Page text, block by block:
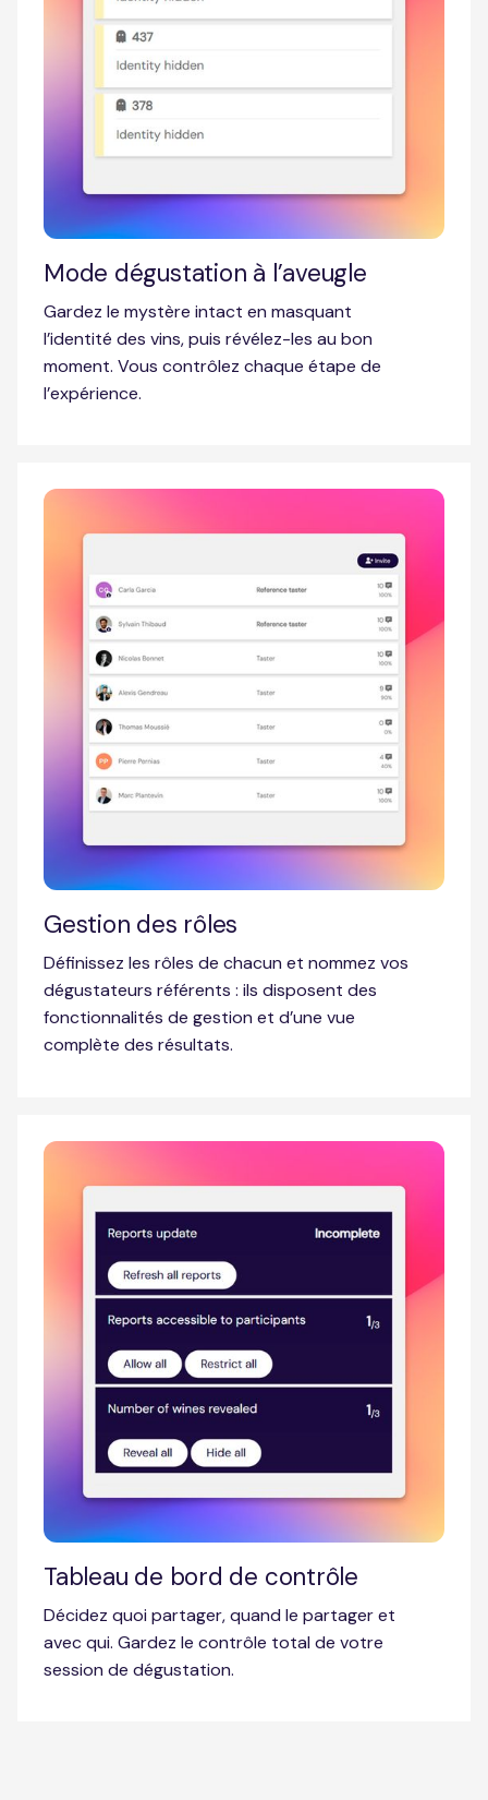
Mode dégustation à l’aveugle
Gardez le mystère intact en masquant
l’identité des vins, puis révélez-les au bon
moment. Vous contrôlez chaque étape de
l’expérience.
Gestion des rôles
Définissez les rôles de chacun et nommez vos
dégustateurs référents : ils disposent des
fonctionnalités de gestion et d’une vue
complète des résultats.
Tableau de bord de contrôle
Décidez quoi partager, quand le partager et
avec qui. Gardez le contrôle total de votre
session de dégustation.